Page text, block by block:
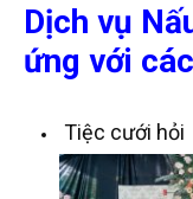
Dịch vụ
ứng với
Tiệc cưới hỏi